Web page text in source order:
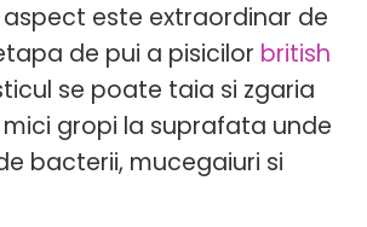
aspect este extraordinar de
de pui a pisicilor british
se poate taia si zgaria
gropi la suprafata unde
bacterii, mucegaiuri si